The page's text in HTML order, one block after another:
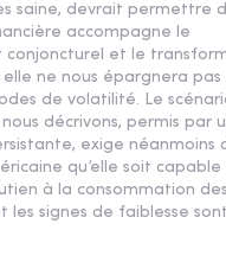
saine, devrait permettre
accompagne le
conjoncturel et le
elle ne nous épargnera pas
de volatilité. Le
décrivons, permis par
exige néanmoins
qu’elle soit capable
à la consommation
les signes de faiblesse